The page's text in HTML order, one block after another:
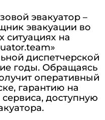
эвакуатор –
эвакуации во
ситуациях на
диспетчерской
годы. Обращаясь
оперативный
гарантию на
доступную